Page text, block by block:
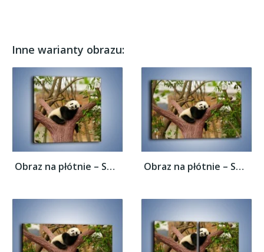
Inne warianty obrazu:
Obraz na płótnie – Sen pandy na drzewie –... Obraz na płótnie – Sen pandy na drzewie –...